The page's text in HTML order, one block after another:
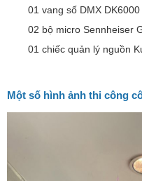
01 vang số DMX DK6000
02 bộ micro Sennheiser
01 chiếc quản lý nguồn
Một số hình ảnh thi công